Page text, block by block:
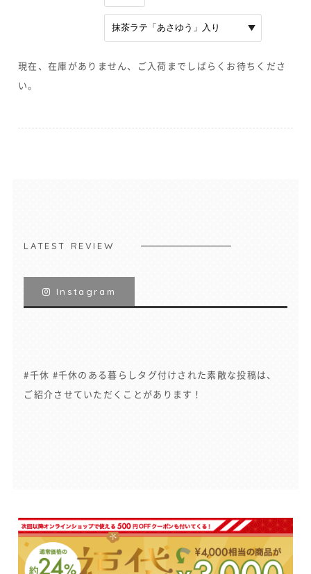
現在、在庫がありません、ご入荷までしばらくお待ちくださ
い。
LATEST REVIEW
Instagram
#千休 #千休のある暮らしタグ付けされた素敵な投稿は、
ご紹介させていただくことがあります！